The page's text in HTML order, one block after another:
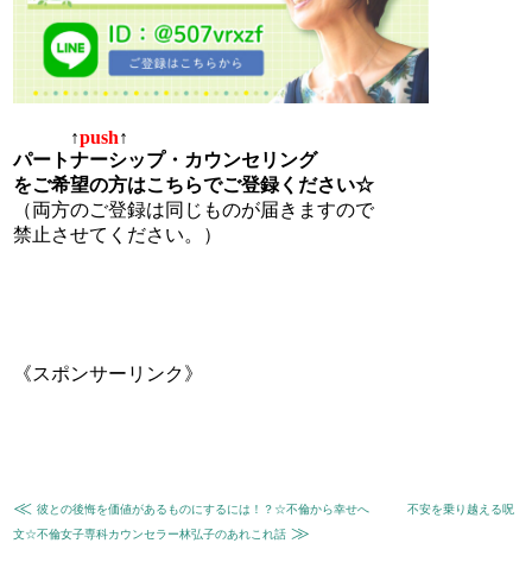
↑push↑
パートナーシップ・カウンセリング
をご希望の方はこちらでご登録ください☆
（両方のご登録は同じものが届きますので
禁止させてください。）
《スポンサーリンク》
≪彼との後悔を価値があるものにするには！？☆不倫から幸せへ
不安を乗り越える呪
文☆不倫女子専科カウンセラー林弘子のあれこれ話 ≫